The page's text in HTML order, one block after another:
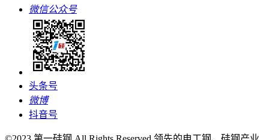
微信公众号
头条号
微博
抖音号